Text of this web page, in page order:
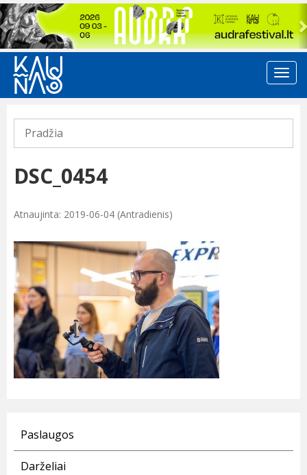
Previous
Pradžia
DSC_0454
Atnaujinta: 2019-06-04 (Antradienis)
Paslaugos
Darželiai